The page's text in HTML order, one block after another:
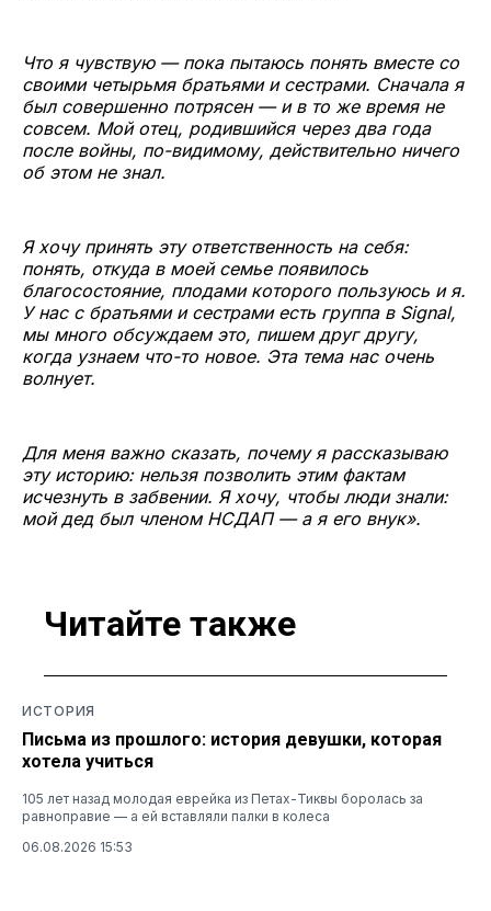
Что я чувствую — пока пытаюсь понять вместе со
своими четырьмя братьями и сестрами. Сначала я
был совершенно потрясен — и в то же время не
совсем. Мой отец, родившийся через два года
после войны, по-видимому, действительно ничего
об этом не знал.
Я хочу принять эту ответственность на себя:
понять, откуда в моей семье появилось
благосостояние, плодами которого пользуюсь и я.
У нас с братьями и сестрами есть группа в Signal,
мы много обсуждаем это, пишем друг другу,
когда узнаем что-то новое. Эта тема нас очень
волнует.
Для меня важно сказать, почему я рассказываю
эту историю: нельзя позволить этим фактам
исчезнуть в забвении. Я хочу, чтобы люди знали:
мой дед был членом НСДАП — а я его внук».
Читайте также
ИСТОРИЯ
Письма из прошлого: история девушки, которая
хотела учиться
105 лет назад молодая еврейка из Петах-Тиквы боролась за
равноправие — а ей вставляли палки в колеса
06.08.2026 15:53